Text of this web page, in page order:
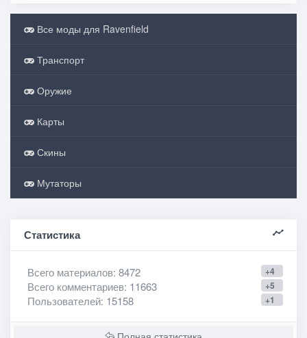
Все моды для Ravenfield
Транспорт
Оружие
Карты
Скины
Мутаторы
Статистика
+4
Всего материалов: 8472
+5
Всего комментариев: 11663
+1
Пользователей: 15158